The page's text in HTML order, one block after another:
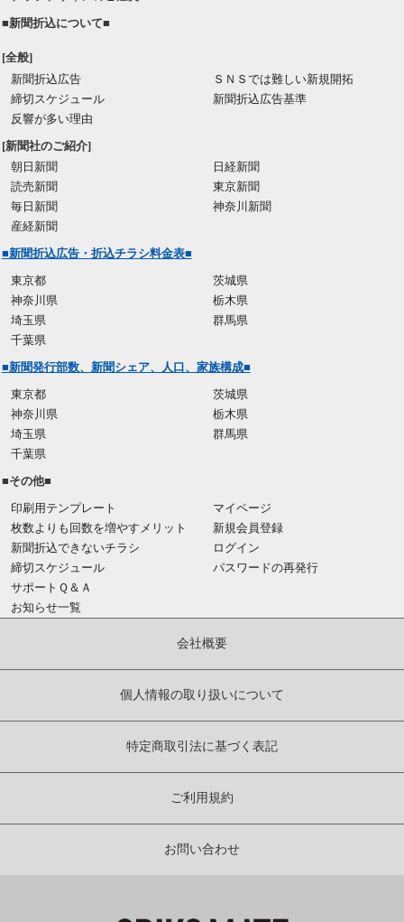
■新聞折込について■
[全般]
新聞折込広告
締切スケジュール
反響が多い理由
ＳＮＳでは難しい新規開拓
新聞折込広告基準
[新聞社のご紹介]
朝日新聞
読売新聞
毎日新聞
産経新聞
日経新聞
東京新聞
神奈川新聞
■新聞折込広告・折込チラシ料金表■
東京都
神奈川県
埼玉県
千葉県
茨城県
栃木県
群馬県
■新聞発行部数、新聞シェア、人口、家族構成■
東京都
神奈川県
埼玉県
千葉県
茨城県
栃木県
群馬県
■その他■
印刷用テンプレート
枚数よりも回数を増やすメリット
新聞折込できないチラシ
締切スケジュール
サポートＱ＆Ａ
お知らせ一覧
マイページ
新規会員登録
ログイン
パスワードの再発行
会社概要
個人情報の取り扱いについて
特定商取引法に基づく表記
ご利用規約
お問い合わせ